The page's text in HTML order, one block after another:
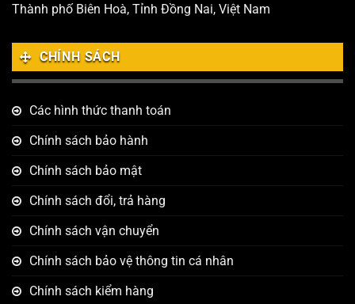
Thành phố Biên Hoà, Tỉnh Đồng Nai, Việt Nam
CHÍNH SÁCH
Các hình thức thanh toán
Chính sách bảo hành
Chính sách bảo mật
Chính sách đổi, trả hàng
Chính sách vận chuyển
Chính sách bảo vệ thông tin cá nhân
Chính sách kiểm hàng